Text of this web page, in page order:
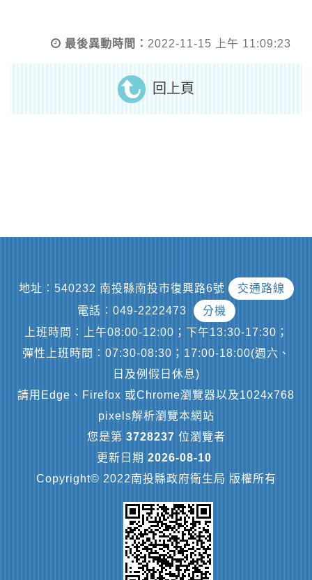
最後異動時間： 2022-11-15 上午 11:09:23
回上頁
地址︰540232 南投縣南投市復興路6號
交通路線
電話︰049-2222473
分機
上班時間︰上午08:00-12:00；下午13:30-17:30；
彈性上班時間︰07:30-08:30；17:00-18:00(週六、
日及例假日休息)
請用Edge、Firefox 或Chrome瀏覽器以及1024x768
pixels解析瀏覽本網站
您是第 3728237 位瀏覽者
更新日期 2026-08-10
Copyright© 2022南投縣政府衛生局 版權所有